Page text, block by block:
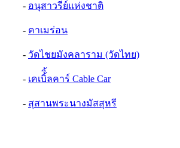
- อนุสาวรีย์แห่งชาติ
- คาเมร่อน
- วัดไชยมังคลาราม (วัดไทย)
- เคเบิ้ิ้ลคาร์ Cable Car
- สุสานพระนางมัสสุหร